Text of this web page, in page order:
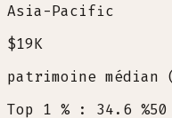
Asia-Pacific
$19K
patrimoine médian
Top 1 % : 34.6 %